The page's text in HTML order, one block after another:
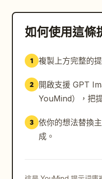
如何使用這條
1 複製上方完整的
2
開啟支援 GPT
YouMind），把
3 依你的想法替換
成。